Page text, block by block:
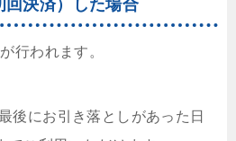
回決済）した場合
行われます。
後にお引き落としがあった日